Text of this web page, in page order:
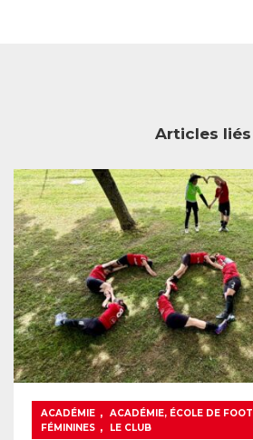
Articles liés
ACADÉMIE , ACADÉMIE, ÉCOLE DE FOOT
FÉMININES , LE CLUB